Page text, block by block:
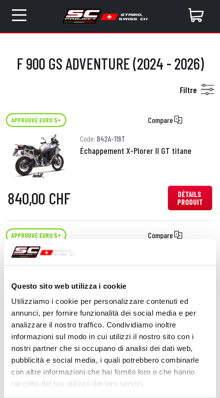
Questo sito web utilizza i cookie
Utilizziamo i cookie per personalizzare contenuti ed
annunci, per fornire funzionalità dei social media e per
analizzare il nostro traffico. Condividiamo inoltre
informazioni sul modo in cui utilizzi il nostro sito con i
nostri partner che si occupano di analisi dei dati web,
pubblicità e social media, i quali potrebbero combinarle
con altre informazioni che hai fornito loro o che hanno
raccolto dal tuo utilizzo dei loro servizi.
F 900 GS ADVENTURE (2024 - 2026)
Filtre
APPROUVÉ EURO 5+ Compare
Code: B42A-119T
Échappement X-Plorer II GT titane
840,00 CHF
DÉTAILS
PRODUIT
APPROUVÉ EURO 5+ Compare
Échappement X-Plorer II GT carbone
840,00 CHF
PRODUIT